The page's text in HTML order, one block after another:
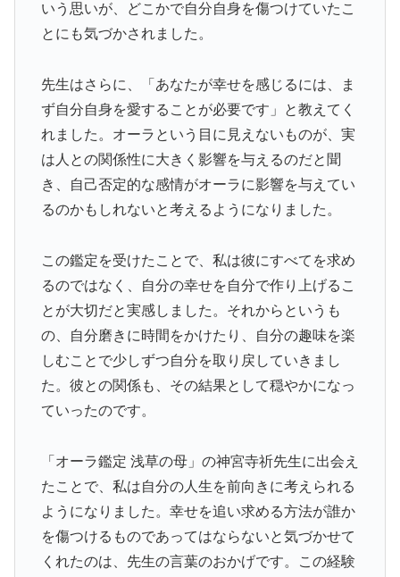
いう思いが、どこかで自分自身を傷つけていたこ
とにも気づかされました。
先生はさらに、「あなたが幸せを感じるには、ま
ず自分自身を愛することが必要です」と教えてく
れました。オーラという目に見えないものが、実
は人との関係性に大きく影響を与えるのだと聞
き、自己否定的な感情がオーラに影響を与えてい
るのかもしれないと考えるようになりました。
この鑑定を受けたことで、私は彼にすべてを求め
るのではなく、自分の幸せを自分で作り上げるこ
とが大切だと実感しました。それからというも
の、自分磨きに時間をかけたり、自分の趣味を楽
しむことで少しずつ自分を取り戻していきまし
た。彼との関係も、その結果として穏やかになっ
ていったのです。
「オーラ鑑定 浅草の母」の神宮寺祈先生に出会え
たことで、私は自分の人生を前向きに考えられる
ようになりました。幸せを追い求める方法が誰か
を傷つけるものであってはならないと気づかせて
くれたのは、先生の言葉のおかげです。この経験